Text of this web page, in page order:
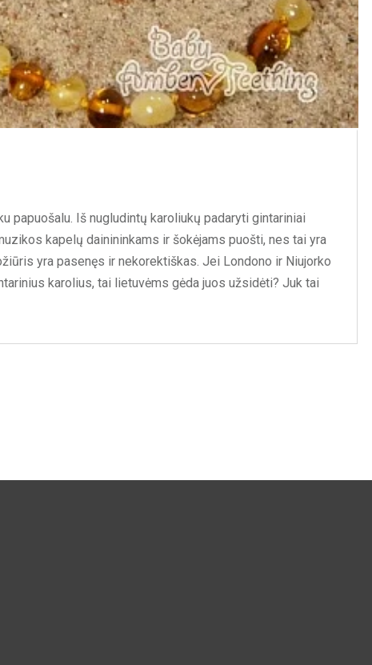
papuošalu. Iš nugludintų karoliukų padaryti gintariniai
kapelų dainininkams ir šokėjams puošti, nes tai yra
yra pasenęs ir nekorektiškas. Jei Londono ir Niujorko
karolius, tai lietuvėms gėda juos užsidėti? Juk tai